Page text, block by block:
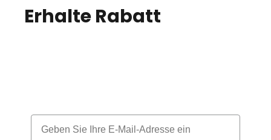
Erhalte Rabatt
Email